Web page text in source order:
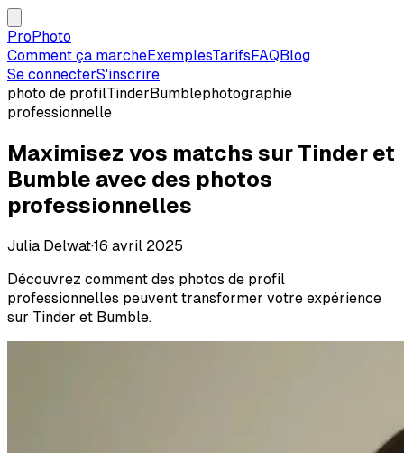
ProPhoto
Comment ça marcheExemplesTarifsFAQBlog
Se connecterS'inscrire
photo de profilTinderBumblephotographie
professionnelle
Maximisez vos matchs sur Tinder et
Bumble avec des photos
professionnelles
Julia Delwat·16 avril 2025
Découvrez comment des photos de profil
professionnelles peuvent transformer votre expérience
sur Tinder et Bumble.